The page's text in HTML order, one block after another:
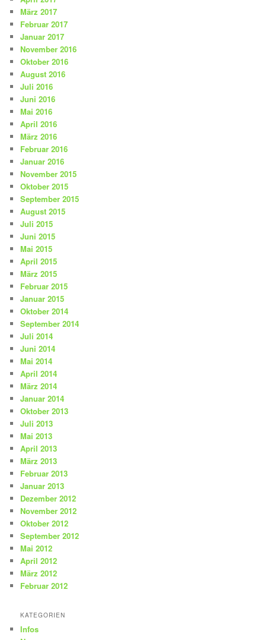
März 2017
Februar 2017
Januar 2017
November 2016
Oktober 2016
August 2016
Juli 2016
Juni 2016
Mai 2016
April 2016
März 2016
Februar 2016
Januar 2016
November 2015
Oktober 2015
September 2015
August 2015
Juli 2015
Juni 2015
Mai 2015
April 2015
März 2015
Februar 2015
Januar 2015
Oktober 2014
September 2014
Juli 2014
Juni 2014
Mai 2014
April 2014
März 2014
Januar 2014
Oktober 2013
Juli 2013
Mai 2013
April 2013
März 2013
Februar 2013
Januar 2013
Dezember 2012
November 2012
Oktober 2012
September 2012
Mai 2012
April 2012
März 2012
Februar 2012
KATEGORIEN
Infos